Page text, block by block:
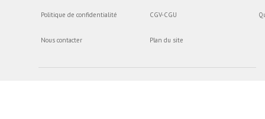
Politique de confidentialité
Nous contacter
CGV-CGU
Plan du site